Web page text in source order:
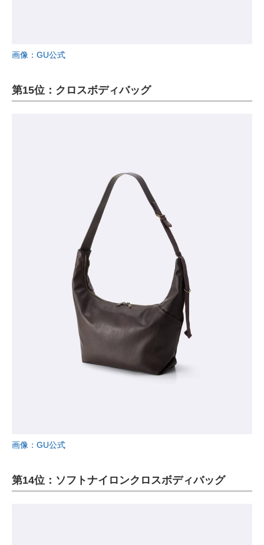
画像：GU公式
第15位：クロスボディバッグ
画像：GU公式
第14位：ソフトナイロンクロスボディバッグ